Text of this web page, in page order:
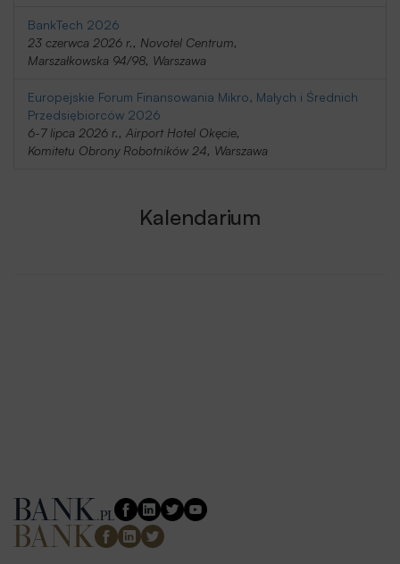
BankTech 2026
23 czerwca 2026 r., Novotel Centrum,
Marszałkowska 94/98, Warszawa
Europejskie Forum Finansowania Mikro, Małych i Średnich
Przedsiębiorców 2026
6-7 lipca 2026 r., Airport Hotel Okęcie,
Komitetu Obrony Robotników 24, Warszawa
Kalendarium